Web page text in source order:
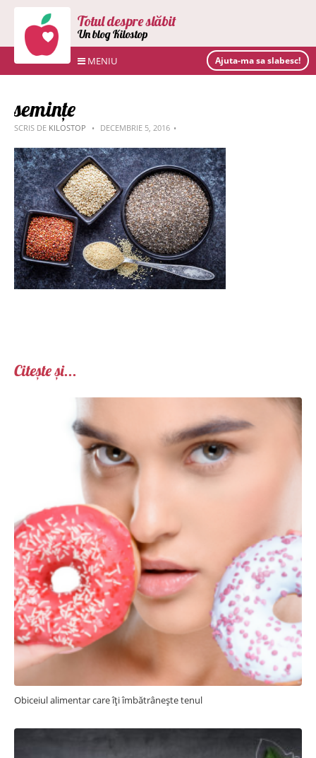
Totul despre slăbit
Un blog Kilostop
MENIU Ajuta-ma sa slabesc!
semințe
SCRIS DE KILOSTOP DECEMBRIE 5, 2016
Citește și...
Obiceiul alimentar care îți îmbătrânește tenul